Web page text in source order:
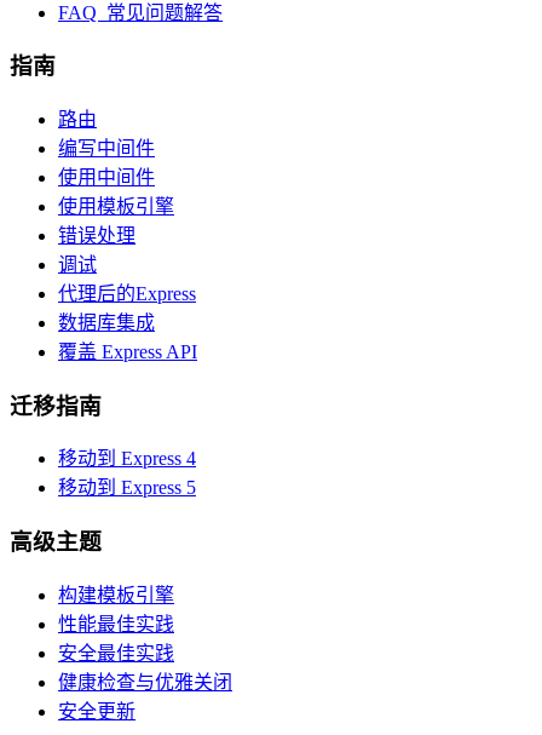
FAQ 常见问题解答
指南
路由
编写中间件
使用中间件
使用模板引擎
错误处理
调试
代理后的Express
数据库集成
覆盖 Express API
迁移指南
移动到 Express 4
移动到 Express 5
高级主题
构建模板引擎
性能最佳实践
安全最佳实践
健康检查与优雅关闭
安全更新